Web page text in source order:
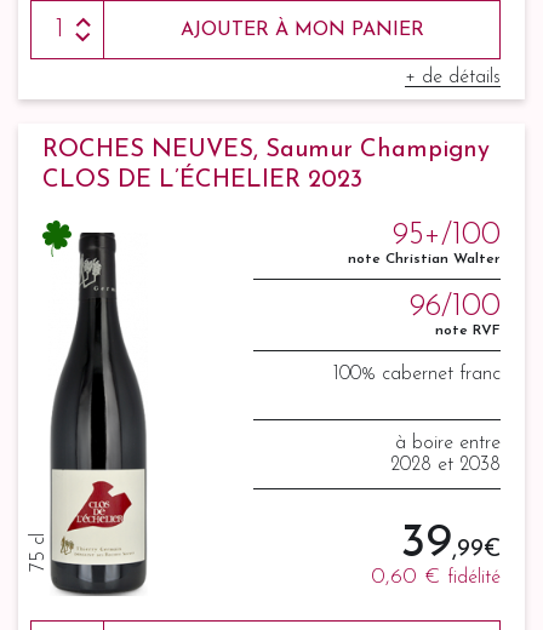
AJOUTER À MON PANIER
+ de détails
ROCHES NEUVES, Saumur Champigny
CLOS DE L’ÉCHELIER 2023
75 cl
95+/100
note Christian Walter
96/100
note RVF
100% cabernet franc
à boire entre
2028 et 2038
39,99 €
0,60 € fidélité